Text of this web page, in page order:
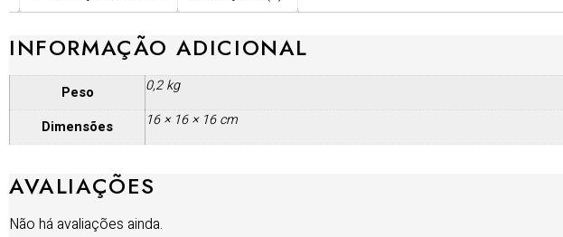
INFORMAÇÃO ADICIONAL
Peso 0,2 kg
Dimensões 16 × 16 × 16 cm
AVALIAÇÕES
Não há avaliações ainda.